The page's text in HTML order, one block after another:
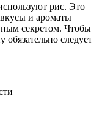
рис. Это
вкусы и ароматы
секретом. Чтобы
обязательно следует